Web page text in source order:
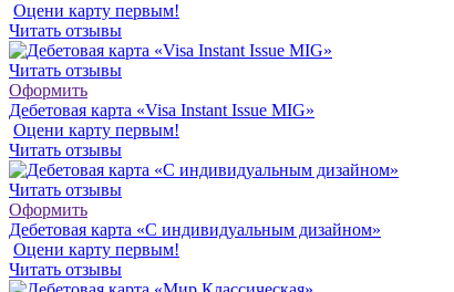
Оцени карту первым!
Читать отзывы
Читать отзывы
Оформить
Дебетовая карта «Visa Instant Issue MIG»
Оцени карту первым!
Читать отзывы
Читать отзывы
Оформить
Дебетовая карта «С индивидуальным дизайном»
Оцени карту первым!
Читать отзывы